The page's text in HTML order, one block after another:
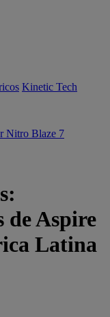
Kinetic Tech
Nitro Blaze 7
de Aspire
Latina